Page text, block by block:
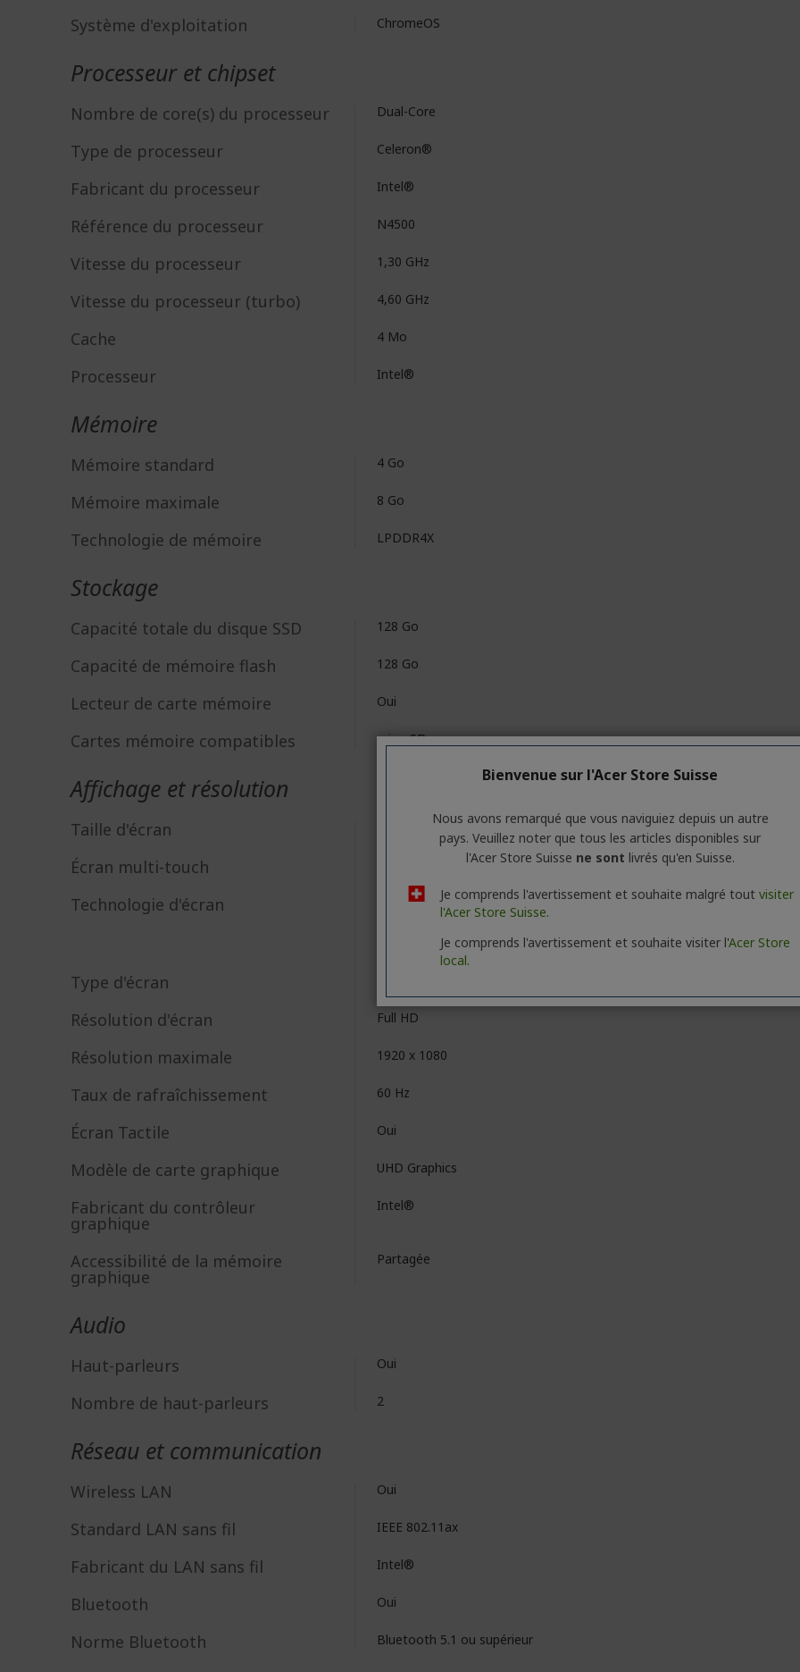
Système d'exploitation ChromeOS
Processeur et chipset
Nombre de core(s) du processeur Dual-Core
Type de processeur Celeron®
Fabricant du processeur Intel®
Référence du processeur N4500
Vitesse du processeur 1,30 GHz
Vitesse du processeur (turbo) 4,60 GHz
Cache 4 Mo
Processeur Intel®
Mémoire
Mémoire standard 4 Go
Mémoire maximale 8 Go
Technologie de mémoire LPDDR4X
Stockage
Capacité totale du disque SSD 128 Go
Capacité de mémoire flash 128 Go
Lecteur de carte mémoire Oui
Cartes mémoire compatibles microSD
Affichage et résolution
Taille d'écran 35,6 cm (14")
Écran multi-touch
Technologie d'écran
CineCrystal (Éblouissement)
Type d'écran
Résolution d'écran Full HD
Résolution maximale 1920 x 1080
Taux de rafraîchissement 60 Hz
Écran Tactile Oui
Modèle de carte graphique UHD Graphics
Fabricant du contrôleur
graphique
Intel®
Accessibilité de la mémoire
graphique
Partagée
Audio
Haut-parleurs Oui
Nombre de haut-parleurs 2
Réseau et communication
Wireless LAN Oui
Standard LAN sans fil IEEE 802.11ax
Fabricant du LAN sans fil Intel®
Bluetooth Oui
Norme Bluetooth Bluetooth 5.1 ou supérieur
Bienvenue sur l'Acer Store Suisse
Nous avons remarqué que vous naviguiez depuis un autre
pays. Veuillez noter que tous les articles disponibles sur
l'Acer Store Suisse ne sont livrés qu'en Suisse.
Je comprends l'avertissement et souhaite malgré tout visiter
l'Acer Store Suisse.
Je comprends l'avertissement et souhaite visiter l'Acer Store
local.